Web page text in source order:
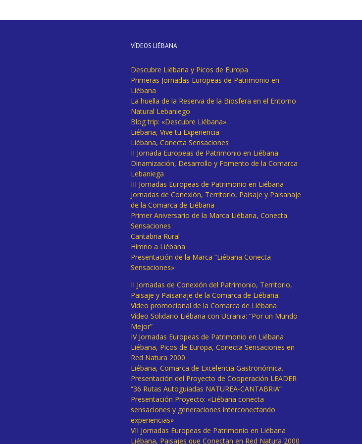
VÍDEOS LIÉBANA
Descubre Liébana y Picos de Europa
Primeras Jornadas Europeas de Patrimonio en
Liébana
La huella de la Reserva de la Biosfera en el Entorno
Natural Lebaniego
Blog trip: «Descubre Liébana».
Liébana, Vive tu Experiencia
Liébana, Conecta Sensaciones
II Jornada Europeas de Patrimonio en Liébana
Dinamización, Desarrollo y Fomento de la Comarca
Lebaniega
III Jornadas Europeas de Patrimonio en Liébana
Jornadas de Conexión, Territorio, Paisaje y Paisanaje
de la Comarca de Liébana
Primer Aniversario de la Marca Liébana, Conecta
Sensaciones
Cantabria Rural
Himno a Liébana
Presentación de la Marca “Liébana Conecta
Sensaciones»
II Jornadas de Conexión del Patrimonio, Territorio,
Paisaje y Paisanaje de la Comarca de Liébana.
Vídeo promocional de la Comarca de Liébana
Vídeo Solidario Liébana con Ucrania: “Por un Mundo
Mejor”
IV Jornadas Europeas de Patrimonio en Liébana
Liébana, Picos de Europa, Conecta Sensaciones en
Red Natura 2000
Liébana, Comarca de Excelencia Gastronómica.
Presentación del Proyecto de Cooperación LEADER
“36 Rutas Autoguiadas NATUREA-CANTABRIA”
Presentación Proyecto: «Liébana conecta
sensaciones y generaciones interconectando
experiencias»
VII Jornadas Europeas de Patrimonio en Liébana
Liébana, Paisajes que Conectan en Red Natura 2000